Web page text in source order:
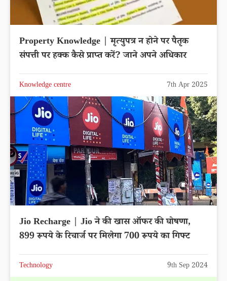
Property Knowledge | मृत्युपत्र न होने पर पैतृक
संपत्ती पर हक्क कैसे प्राप्त करें? जाने अपने अधिकार
Knowledge centre 7th Apr 2025
Jio Recharge | Jio ने की खास ऑफर की घोषणा,
899 रूपये के रिचार्ज पर मिलेगा 700 रूपये का गिफ्ट
Technology 9th Sep 2024